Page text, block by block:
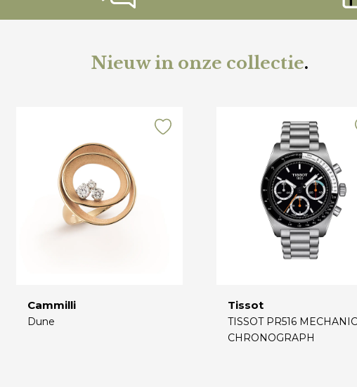
Nieuw in onze collectie.
Cammilli
Dune
Tissot
TISSOT PR516
CHRONOGRAPH